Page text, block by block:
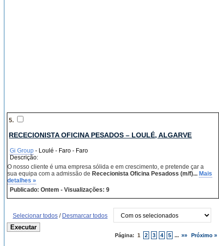
5.
RECECIONISTA OFICINA PESADOS – LOULÉ, ALGARVE
Gi Group - Loulé - Faro - Faro
Descrição:
O nosso cliente é uma empresa sólida e em crescimento, e pretende çar a
sua equipa com a admissão de Rececionista Oficina Pesadoss (m/f)... Mais
detalhes »
Publicado: Ontem - Visualizações: 9
Selecionar todos / Desmarcar todos
Página: 1 2 3 4 5 ... »» Próximo »